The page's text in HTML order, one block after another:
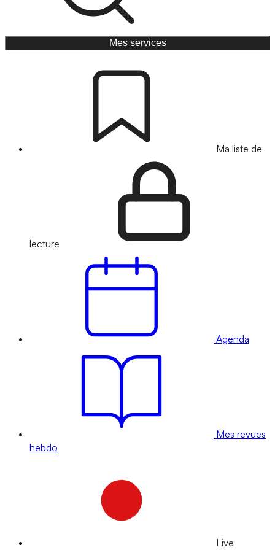
Mes services
Ma liste de
lecture
Agenda
Mes revues
hebdo
Live